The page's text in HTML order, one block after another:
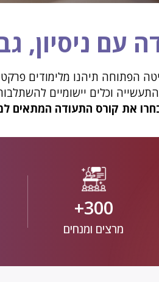
עם ניסיון,
הפתוחה תיהנו מלימודים
וכלים יישומיים
את קורס התעודה המתאים
300+
מרצים ומנחים